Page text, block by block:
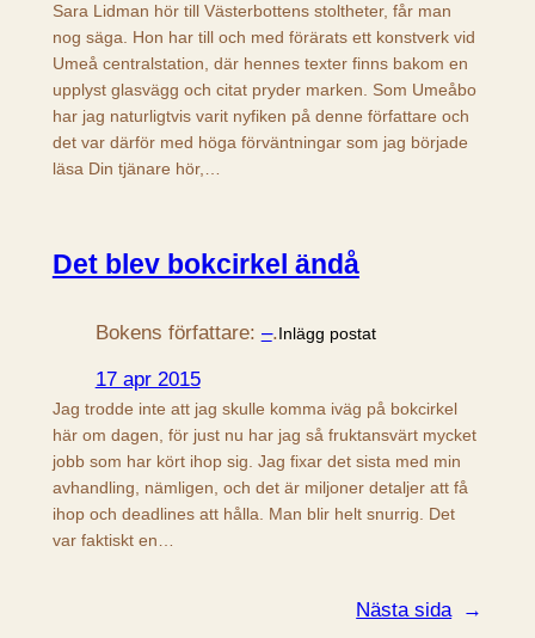
Sara Lidman hör till Västerbottens stoltheter, får man
nog säga. Hon har till och med förärats ett konstverk vid
Umeå centralstation, där hennes texter finns bakom en
upplyst glasvägg och citat pryder marken. Som Umeåbo
har jag naturligtvis varit nyfiken på denne författare och
det var därför med höga förväntningar som jag började
läsa Din tjänare hör,…
Det blev bokcirkel ändå
Bokens författare: –.Inlägg postat
17 apr 2015
Jag trodde inte att jag skulle komma iväg på bokcirkel
här om dagen, för just nu har jag så fruktansvärt mycket
jobb som har kört ihop sig. Jag fixar det sista med min
avhandling, nämligen, och det är miljoner detaljer att få
ihop och deadlines att hålla. Man blir helt snurrig. Det
var faktiskt en…
Nästa sida →